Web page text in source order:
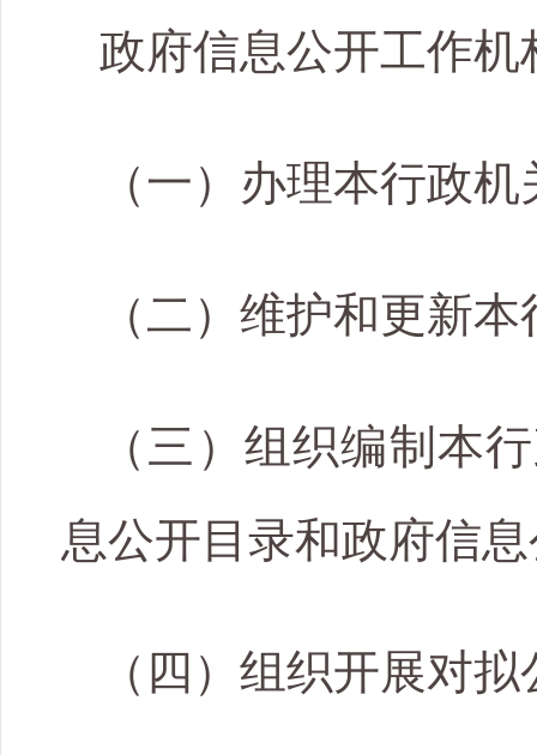
政府信息公开工作
（一）办理本行政
（二）维护和更新
（三）组织编制本
息公开目录和政府信
（四）组织开展对